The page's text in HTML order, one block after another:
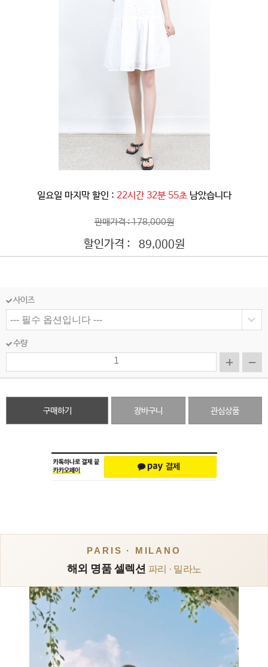
일요일 마지막 할인 : 22시간 32분 52초 남았습니다
판매가격 : 178,000원
할인가격 : 89,000원
사이즈
수량
구매하기 장바구니 관심상품
PARIS · MILANO
해외 명품 셀렉션 파리 · 밀라노